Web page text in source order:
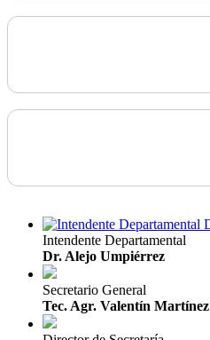
Intendente Departamental
Dr. Alejo Umpiérrez
Secretario General
Tec. Agr. Valentín Martínez